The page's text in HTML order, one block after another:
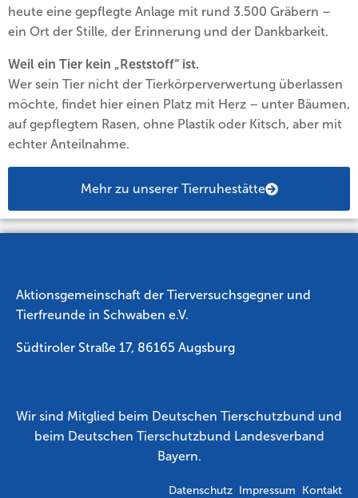
heute eine gepflegte Anlage mit rund 3.500 Gräbern –
ein Ort der Stille, der Erinnerung und der Dankbarkeit.
Weil ein Tier kein „Reststoff“ ist.
Wer sein Tier nicht der Tierkörperverwertung überlassen
möchte, findet hier einen Platz mit Herz – unter Bäumen,
auf gepflegtem Rasen, ohne Plastik oder Kitsch, aber mit
echter Anteilnahme.
Mehr zu unserer Tierruhestätte
Aktionsgemeinschaft der Tierversuchsgegner und
Tierfreunde in Schwaben e.V.
Südtiroler Straße 17, 86165 Augsburg
Wir sind Mitglied beim Deutschen Tierschutzbund und
beim Deutschen Tierschutzbund Landesverband
Bayern.
Datenschutz Impressum Kontakt